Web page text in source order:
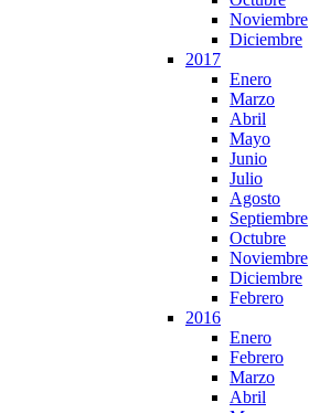
Noviembre
Diciembre
2017
Enero
Marzo
Abril
Mayo
Junio
Julio
Agosto
Septiembre
Octubre
Noviembre
Diciembre
Febrero
2016
Enero
Febrero
Marzo
Abril